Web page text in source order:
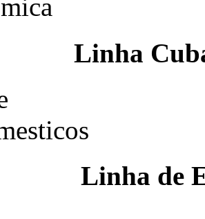
Linha
Linha de